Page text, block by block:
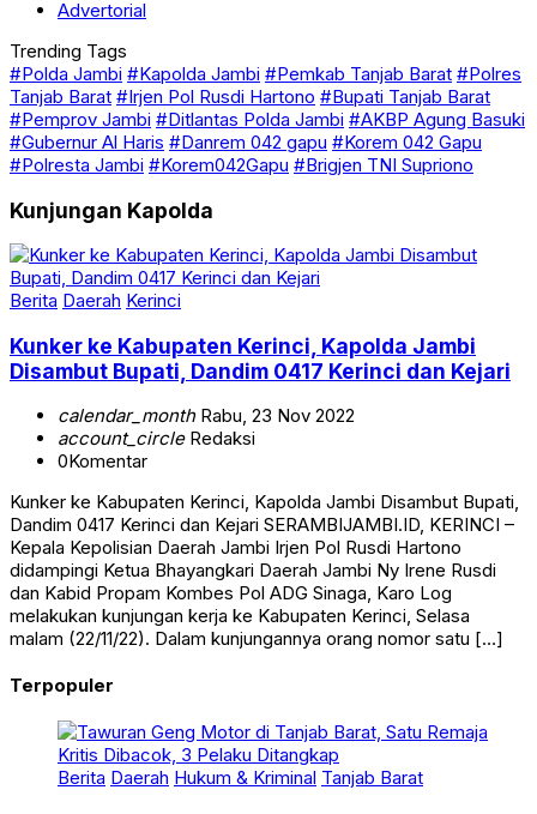
#Polda Jambi
Tanjab Barat #Irjen Pol Rusdi Hartono #Bupati Tanjab Barat
#Pemprov Jambi #Ditlantas Polda Jambi #AKBP Agung Basuki
#Gubernur Al Haris #Danrem 042 gapu #Korem 042 Gapu
#Polresta Jambi #Korem042Gapu #Brigjen TNI Supriono
Berita Daerah Kerinci
Disambut Bupati, Dandim 0417 Kerinci dan Kejari
account_circleRedaksi
0Komentar
Dandim 0417 Kerinci dan Kejari SERAMBIJAMBI.ID, KERINCI –
Kepala Kepolisian Daerah Jambi Irjen Pol Rusdi Hartono
didampingi Ketua Bhayangkari Daerah Jambi Ny Irene Rusdi
dan Kabid Propam Kombes Pol ADG Sinaga, Karo Log
melakukan kunjungan kerja ke Kabupaten Kerinci, Selasa
malam (22/11/22). Dalam kunjungannya orang nomor satu […]
Berita Daerah Hukum & Kriminal Tanjab Barat